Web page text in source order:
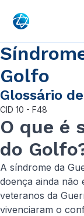
Golfo
Glossário
CID 10 - F48
O que é
do
A síndrome da
doença ainda não
veteranos da
vivenciaram o